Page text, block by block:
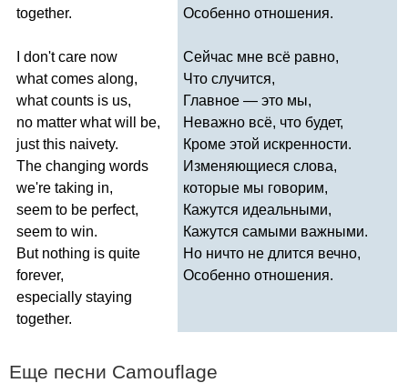
together.
don't care now
what comes along,
what counts is us,
no matter what will be,
just this naivety.
The changing words
we're taking in,
seem to be perfect,
seem to win.
But nothing is quite
forever,
especially staying
together.
Особенно отношения.
Сейчас мне всё равно,
Что случится,
Главное — это мы,
Неважно всё, что будет,
Кроме этой искренности.
Изменяющиеся слова,
которые мы говорим,
Кажутся идеальными,
Кажутся самыми важными.
Но ничто не длится вечно,
Особенно отношения.
Еще песни Camouflage